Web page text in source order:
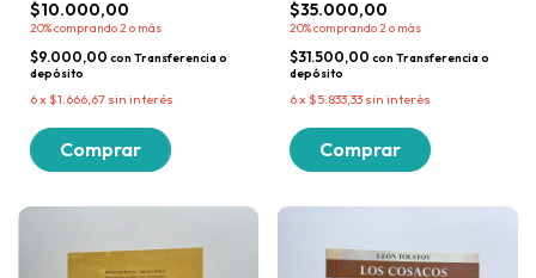
$10.000,00
20%comprando 2 o más
$9.000,00 con Transferencia o
depósito
6x $1.666,67 sin interés
$35.000,00
20%comprando 2 o más
$31.500,00 con Transferencia o
depósito
6x $5.833,33 sin interés